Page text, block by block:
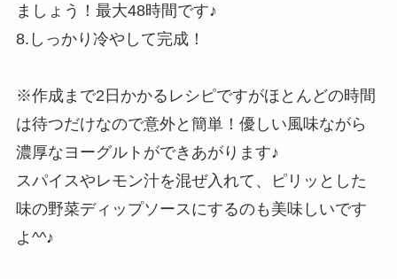
ましょう！最大48時間です♪
8.しっかり冷やして完成！
※作成まで2日かかるレシピですがほとんどの時間
は待つだけなので意外と簡単！優しい風味ながら
濃厚なヨーグルトができあがります♪
スパイスやレモン汁を混ぜ入れて、ピリッとした
味の野菜ディップソースにするのも美味しいです
よ^^♪